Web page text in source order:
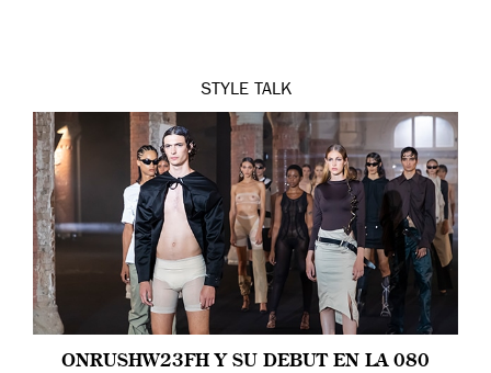
STYLE TALK
ONRUSHW23FH Y SU DEBUT EN LA 080